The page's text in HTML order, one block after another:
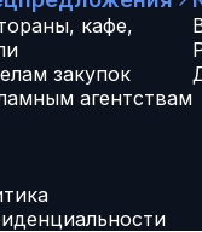
кафе,
закупок
агентствам